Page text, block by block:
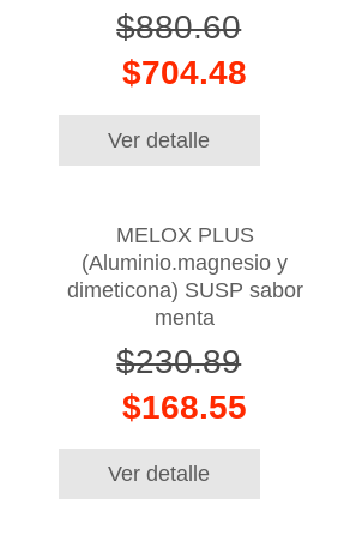
$880.60
$704.48
Ver detalle
MELOX PLUS
(Aluminio.magnesio y
dimeticona) SUSP sabor
menta
$230.89
$168.55
Ver detalle